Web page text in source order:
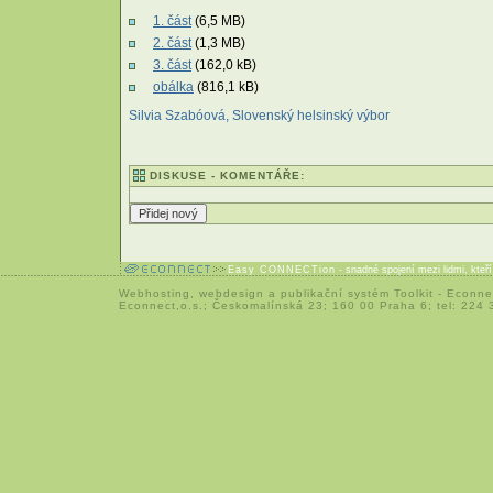
1. část (6,5 MB)
2. část (1,3 MB)
3. část (162,0 kB)
obálka (816,1 kB)
Silvia Szabóová, Slovenský helsinský výbor
DISKUSE - KOMENTÁŘE:
Easy CONNECTion - snadné spojení mezi lidmi,
Webhosting webdesign a publikační systém Toolkit -
Econnect,o.s.; Českomalínská 23; 160 00 Praha 6; tel: 224